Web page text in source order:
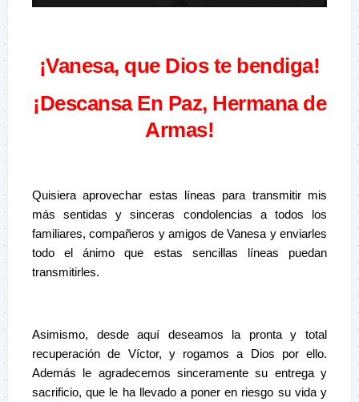
¡Vanesa, que Dios te bendiga!
¡Descansa En Paz, Hermana de
Armas!
Quisiera aprovechar estas líneas para transmitir mis
más sentidas y sinceras condolencias a todos los
familiares, compañeros y amigos de Vanesa y enviarles
todo el ánimo que estas sencillas líneas puedan
transmitirles.
Asimismo, desde aquí deseamos la pronta y total
recuperación de Víctor, y rogamos a Dios por ello.
Además le agradecemos sinceramente su entrega y
sacrificio, que le ha llevado a poner en riesgo su vida y